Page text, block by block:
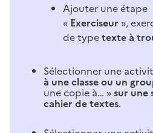
Ajouter une étape
« Exerciseur »,
de typetexte à
Sélectionner une
à une classe ou un
une copie à… »sur une
cahier de textes.